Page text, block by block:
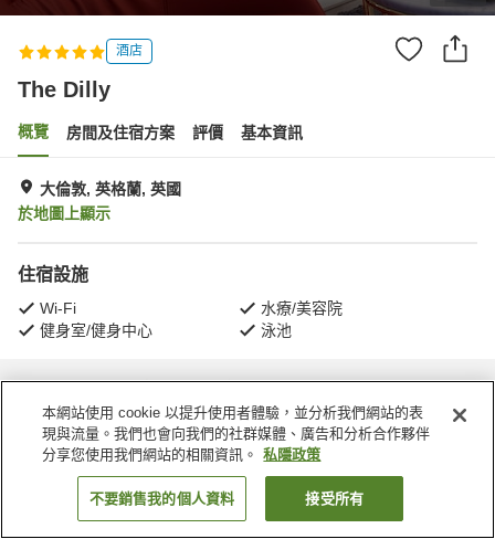
酒店
The Dilly
概覽 房間及住宿方案 評價 基本資訊
大倫敦, 英格蘭, 英國
於地圖上顯示
住宿設施
Wi-Fi
水療/美容院
健身室/健身中心
泳池
主頁 英國 英格蘭 大倫敦 The Dilly
找客房
本網站使用 cookie 以提升使用者體驗，並分析我們網站的表
現與流量。我們也會向我們的社群媒體、廣告和分析合作夥伴
分享您使用我們網站的相關資訊。
私隱政策
不要銷售我的個人資料 接受所有